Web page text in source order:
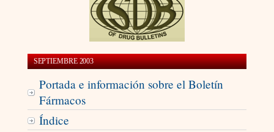
SEPTIEMBRE 2003
Portada e información sobre el Boletín
Fármacos
Índice